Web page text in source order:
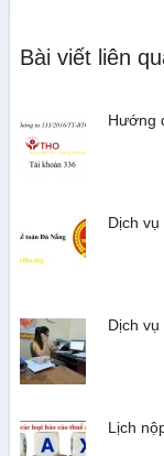
Bài viết liên
Hướng
Dịch
Dịch
Lịch